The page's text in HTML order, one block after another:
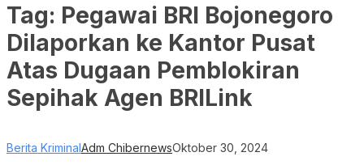
Tag: Pegawai BRI Bojonegoro
Dilaporkan ke Kantor Pusat
Atas Dugaan Pemblokiran
Sepihak Agen BRILink
Berita KriminalAdm ChibernewsOktober 30, 2024